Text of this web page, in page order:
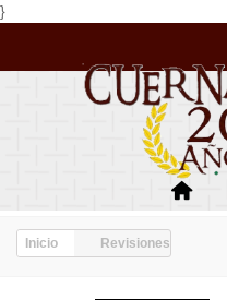
}
Inicio Revisiones